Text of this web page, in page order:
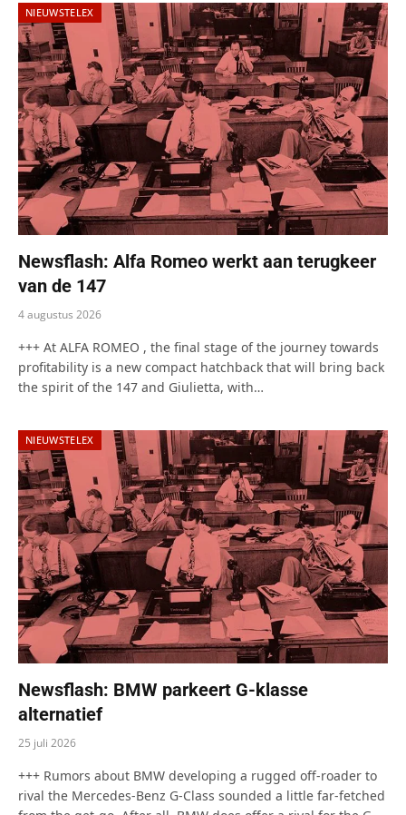
NIEUWSTELEX
Newsflash: Alfa Romeo werkt aan terugkeer
van de 147
4 augustus 2026
+++ At ALFA ROMEO , the final stage of the journey towards
profitability is a new compact hatchback that will bring back
the spirit of the 147 and Giulietta, with…
NIEUWSTELEX
Newsflash: BMW parkeert G-klasse
alternatief
25 juli 2026
+++ Rumors about BMW developing a rugged off-roader to
rival the Mercedes-Benz G-Class sounded a little far-fetched